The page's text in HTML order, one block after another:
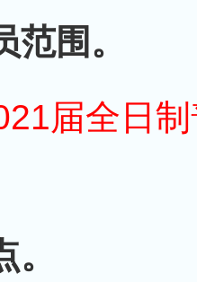
围。
届全日